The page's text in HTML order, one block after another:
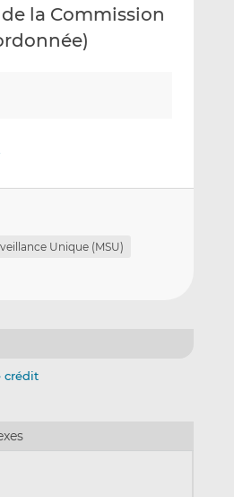
nk
la Commission
Unique (MSU)
crédit